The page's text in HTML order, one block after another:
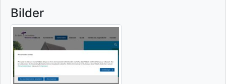
Bilder